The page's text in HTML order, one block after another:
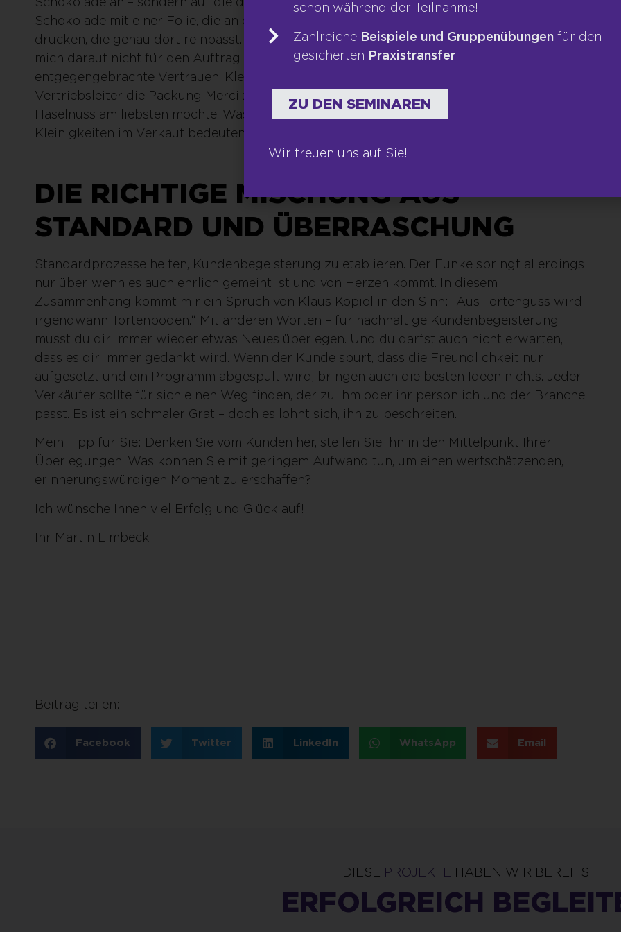
Schokolade mit einer Folie, die an der Seite offen ist. Wir lassen eine gebrandete Karte
drucken, die genau dort reinpasst. Ich unterschreibe sie natürlich selbst – und bedanke
mich darauf nicht für den Auftrag oder die Zahlung, sondern für das uns
entgegengebrachte Vertrauen. Kleine Anekdote: Ich habe auch schon mal für einen
Vertriebsleiter die Packung Merci zusammengebaut, weil ich wusste, dass er die Sorte
Haselnuss am liebsten mochte. Was meinen Sie, was der sich über diese Geste gefreut hat.
Kleinigkeiten im Verkauf bedeuten nicht viel – sie bedeuten alles!
DIE RICHTIGE MISCHUNG AUS
STANDARD UND ÜBERRASCHUNG
Standardprozesse helfen, Kundenbegeisterung zu etablieren. Der Funke springt allerdings
nur über, wenn es auch ehrlich gemeint ist und von Herzen kommt. In diesem
Zusammenhang kommt mir ein Spruch von Klaus Kopiol in den Sinn: „Aus Tortenguss wird
irgendwann Tortenboden.“ Mit anderen Worten – für nachhaltige Kundenbegeisterung
musst du dir immer wieder etwas Neues überlegen. Und du darfst auch nicht erwarten,
dass es dir immer gedankt wird. Wenn der Kunde spürt, dass die Freundlichkeit nur
aufgesetzt und ein Programm abgespult wird, bringen auch die besten Ideen nichts. Jeder
Verkäufer sollte für sich einen Weg finden, der zu ihm oder ihr persönlich und der Branche
passt. Es ist ein schmaler Grat – doch es lohnt sich, ihn zu beschreiten.
Mein Tipp für Sie: Denken Sie vom Kunden her, stellen Sie ihn in den Mittelpunkt Ihrer
Überlegungen. Was können Sie mit geringem Aufwand tun, um einen wertschätzenden,
erinnerungswürdigen Moment zu erschaffen?
Ich wünsche Ihnen viel Erfolg und Glück auf!
Ihr Martin Limbeck
Beitrag teilen:
Facebook Twitter LinkedIn WhatsApp Email
DIESE PROJEKTE HABEN WIR BEREITS
ERFOLGREICH
schon während der Teilnahme!
Zahlreiche Beispiele und Gruppenübungen für den
gesicherten Praxistransfer
ZU DEN SEMINAREN
Wir freuen uns auf Sie!